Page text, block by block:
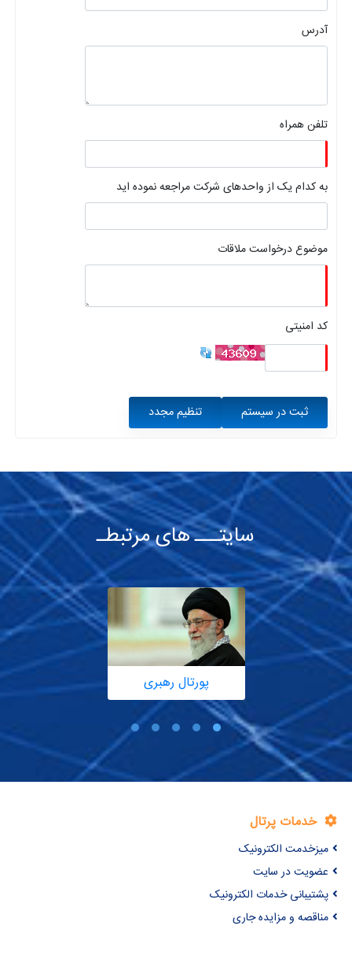
آدرس
تلفن همراه
به کدام یک از واحدهای شرکت مراجعه نموده اید
موضوع درخواست ملاقات
کد امنیتی
ثبت در سیستم تنظیم مجدد
سایتـــ های مرتبطـ
پورتال رهبری
خدمات پرتال
میزخدمت الکترونیک
عضویت در سایت
پشتیبانی خدمات الکترونیک
مناقصه و مزایده جاری